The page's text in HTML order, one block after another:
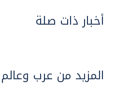
أخبار ذات صلة
المزيد من عرب وعالم